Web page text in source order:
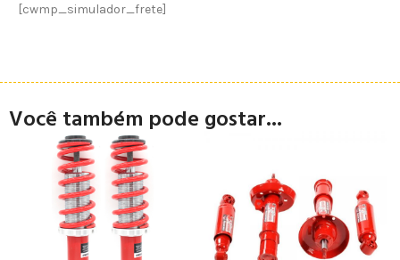
[cwmp_simulador_frete]
Você também pode gostar...